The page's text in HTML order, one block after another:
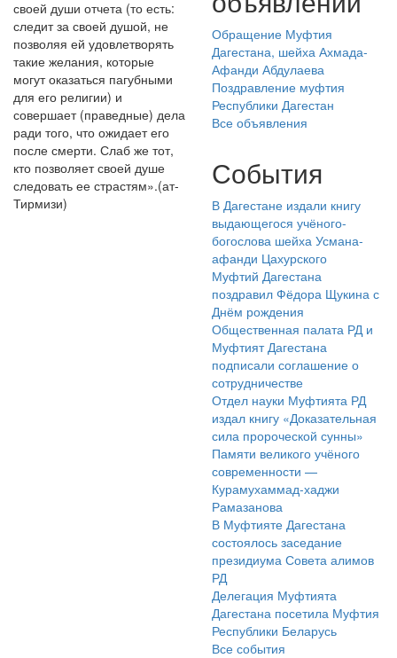
своей души отчета (то есть:
следит за своей душой, не
позволяя ей удовлетворять
такие желания, которые
могут оказаться пагубными
для его религии) и
совершает (праведные) дела
ради того, что ожидает его
после смерти. Слаб же тот,
кто позволяет своей душе
следовать ее страстям».(ат-
Тирмизи)
Обращение Муфтия
Дагестана, шейха Ахмада-
Афанди Абдулаева
Поздравление муфтия
Республики Дагестан
Все объявления
События
В Дагестане издали книгу
выдающегося учёного-
богослова шейха Усмана-
афанди Цахурского
Муфтий Дагестана
поздравил Фёдора Щукина с
Днём рождения
Общественная палата РД и
Муфтият Дагестана
подписали соглашение о
сотрудничестве
Отдел науки Муфтията РД
издал книгу «Доказательная
сила пророческой сунны»
Памяти великого учёного
современности —
Курамухаммад-хаджи
Рамазанова
В Муфтияте Дагестана
состоялось заседание
президиума Совета алимов
РД
Делегация Муфтията
Дагестана посетила Муфтия
Республики Беларусь
Все события